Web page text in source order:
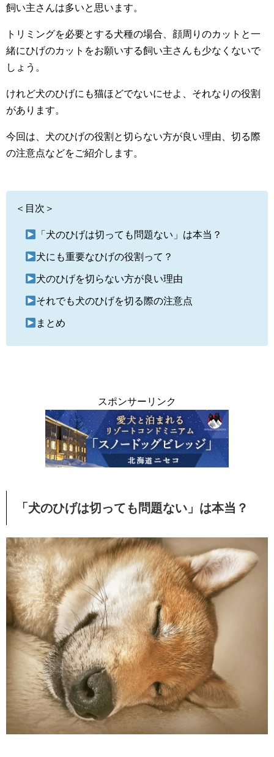
飼い主さんは多いと思います。
トリミングを必要とする犬種の場合、顔周りのカットと一
緒にひげのカットをお願いする飼い主さんも少なくないで
しょう。
けれど犬のひげにも猫ほどでないにせよ、それなりの役割
があります。
今回は、犬のひげの役割と切らない方が良い理由、切る際
の注意点などをご紹介します。
＜目次＞
「犬のひげは切っても問題ない」は本当？
犬にも重要なひげの役割って？
犬のひげを切らない方が良い理由
それでも犬のひげを切る際の注意点
まとめ
スポンサーリンク
「犬のひげは切っても問題ない」は本当？